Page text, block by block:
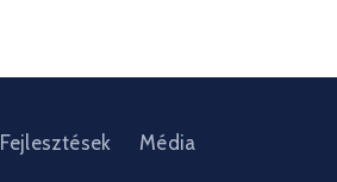
Fejlesztések Média